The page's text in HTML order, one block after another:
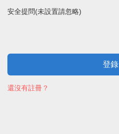
安全提問(未設置請忽略)
登錄
還沒有註冊？